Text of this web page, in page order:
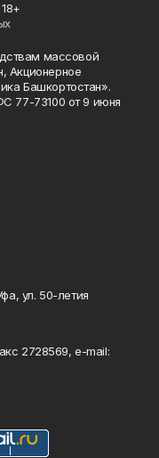
массовой
Акционерное
Башкортостан».
77-73100 от 9 июня
ул. 50-летия
2728569, e-mail: